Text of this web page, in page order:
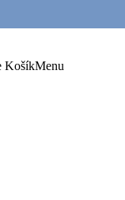
KošíkMenu